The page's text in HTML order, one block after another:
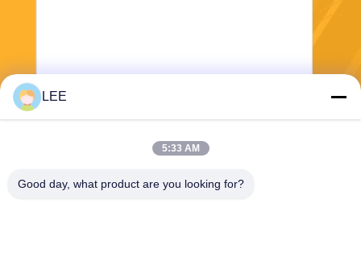
LEE
5:33 AM
Good day, what product are you looking for?